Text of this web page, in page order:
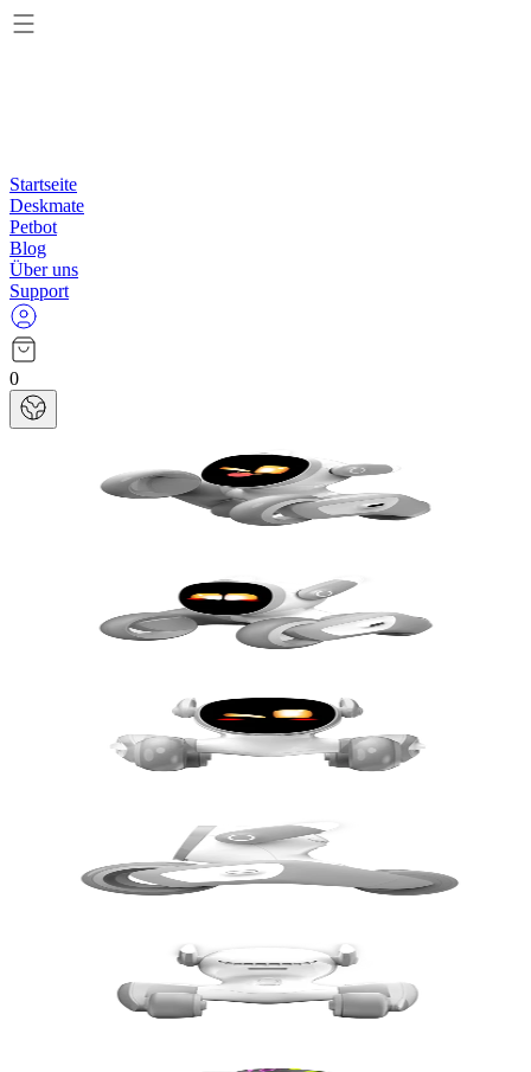
Startseite
Deskmate
Petbot
Blog
Über uns
Support
0